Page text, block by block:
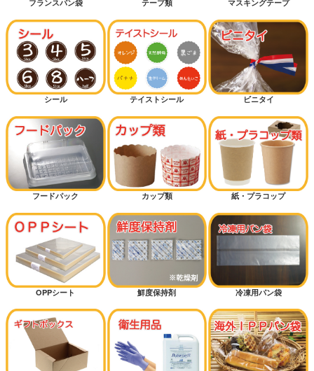
フランスパン袋 テープ類 マスキングテープ
シール テイストシール ビニタイ
フードパック カップ類 紙・プラコップ
OPPシート 鮮度保持剤 冷凍用パン袋